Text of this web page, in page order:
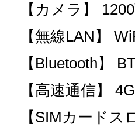
【カメラ】
【無線LAN】
【Bluetooth】
【高速通信】
【SIMカードス